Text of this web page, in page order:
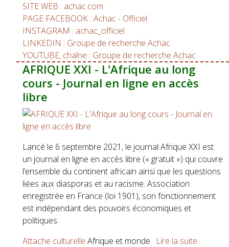
SITE WEB : achac.com
PAGE FACEBOOK : Achac - Officiel
INSTAGRAM : achac_officiel
LINKEDIN : Groupe de recherche Achac
YOUTUBE, chaîne : Groupe de recherche Achac
AFRIQUE XXI - L'Afrique au long
cours - Journal en ligne en accès
libre
Lancé le 6 septembre 2021, le journal Afrique XXI est
un journal en ligne en accès libre (« gratuit ») qui couvre
l’ensemble du continent africain ainsi que les questions
liées aux diasporas et au racisme. Association
enregistrée en France (loi 1901), son fonctionnement
est indépendant des pouvoirs économiques et
politiques.
Attache culturelle Afrique et monde
Lire la suite...